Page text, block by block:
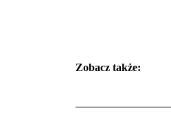
Zobacz także: